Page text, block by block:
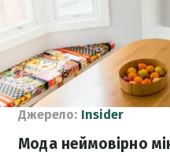
Джерело: Insider
Мода неймовірно